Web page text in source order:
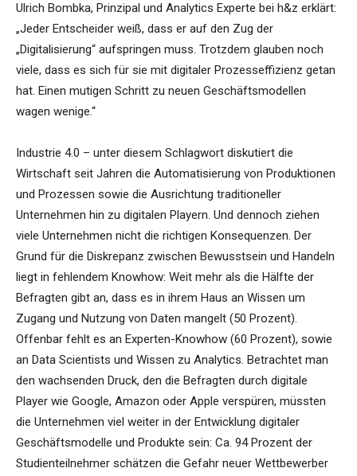
Ulrich Bombka, Prinzipal und Analytics Experte bei h&z erklärt:
„Jeder Entscheider weiß, dass er auf den Zug der
„Digitalisierung“ aufspringen muss. Trotzdem glauben noch
viele, dass es sich für sie mit digitaler Prozesseffizienz getan
hat. Einen mutigen Schritt zu neuen Geschäftsmodellen
wagen wenige.“
Industrie 4.0 – unter diesem Schlagwort diskutiert die
Wirtschaft seit Jahren die Automatisierung von Produktionen
und Prozessen sowie die Ausrichtung traditioneller
Unternehmen hin zu digitalen Playern. Und dennoch ziehen
viele Unternehmen nicht die richtigen Konsequenzen. Der
Grund für die Diskrepanz zwischen Bewusstsein und Handeln
liegt in fehlendem Knowhow: Weit mehr als die Hälfte der
Befragten gibt an, dass es in ihrem Haus an Wissen um
Zugang und Nutzung von Daten mangelt (50 Prozent).
Offenbar fehlt es an Experten-Knowhow (60 Prozent), sowie
an Data Scientists und Wissen zu Analytics. Betrachtet man
den wachsenden Druck, den die Befragten durch digitale
Player wie Google, Amazon oder Apple verspüren, müssten
die Unternehmen viel weiter in der Entwicklung digitaler
Geschäftsmodelle und Produkte sein: Ca. 94 Prozent der
Studienteilnehmer schätzen die Gefahr neuer Wettbewerber